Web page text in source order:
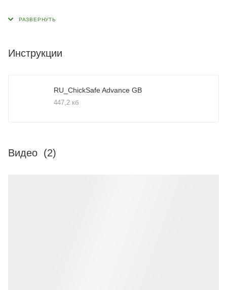
Инструкции
RU_ChickSafe Advance GB
447,2 кб
Видео (2)